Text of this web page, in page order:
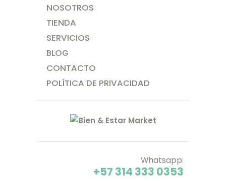
NOSOTROS
TIENDA
SERVICIOS
BLOG
CONTACTO
POLÍTICA DE PRIVACIDAD
Whatsapp:
+57 314 333 0353